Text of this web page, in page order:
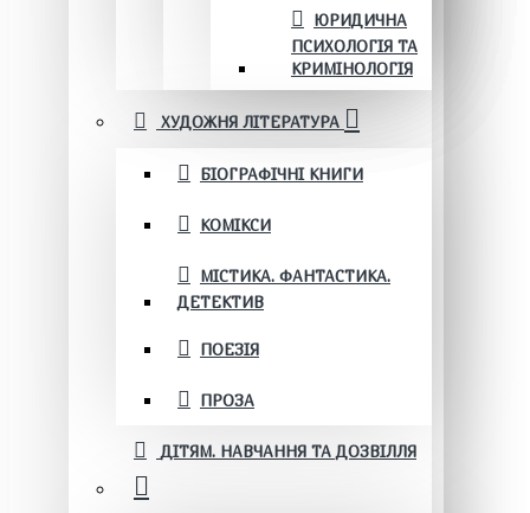
ЮРИДИЧНА
ПСИХОЛОГІЯ ТА
КРИМІНОЛОГІЯ
ХУДОЖНЯ ЛІТЕРАТУРА
БІОГРАФІЧНІ КНИГИ
КОМІКСИ
МІСТИКА. ФАНТАСТИКА.
ДЕТЕКТИВ
ПОЕЗІЯ
ПРОЗА
ДІТЯМ. НАВЧАННЯ ТА ДОЗВІЛЛЯ